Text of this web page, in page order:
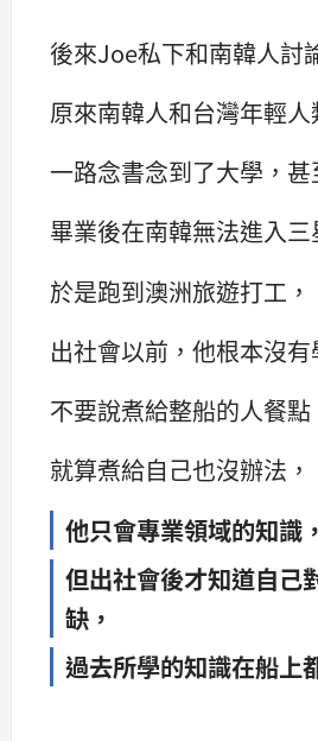
後來Joe私下和南韓人討
原來南韓人和台灣年輕人
一路念書念到了大學，甚
畢業後在南韓無法進入三
於是跑到澳洲旅遊打工，
出社會以前，他根本沒有
不要說煮給整船的人餐點
就算煮給自己也沒辦法，
他只會專業領域的知識，
但出社會後才知道自己
缺，
過去所學的知識在船上